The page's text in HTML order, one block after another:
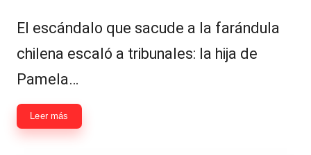
e
d
e
s
|
El escándalo que sacude a la farándula
chilena escaló a tribunales: la hija de
Pamela…
Leer más